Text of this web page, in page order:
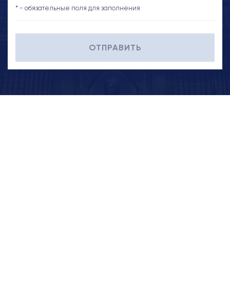
* - обязательные поля для заполнения
ОТПРАВИТЬ